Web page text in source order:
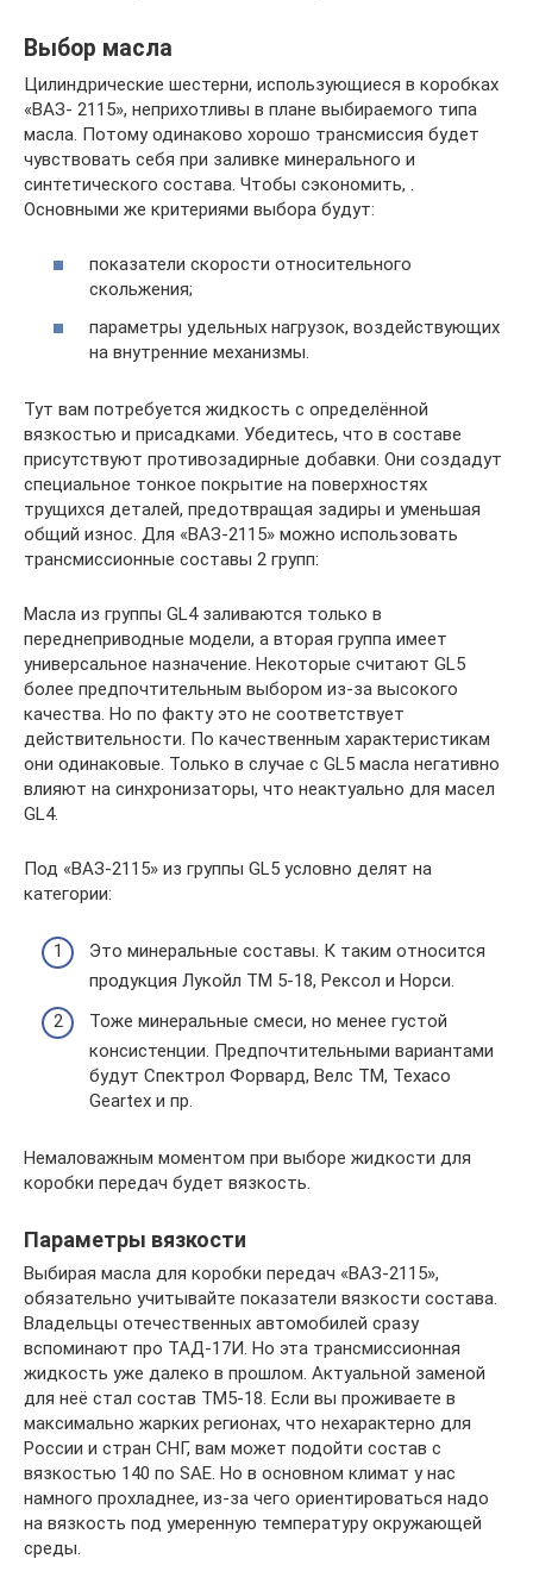
Выбор масла
Цилиндрические шестерни, использующиеся в коробках
«ВАЗ- 2115», неприхотливы в плане выбираемого типа
масла. Потому одинаково хорошо трансмиссия будет
чувствовать себя при заливке минерального и
синтетического состава. Чтобы сэкономить, .
Основными же критериями выбора будут:
показатели скорости относительного
скольжения;
параметры удельных нагрузок, воздействующих
на внутренние механизмы.
Тут вам потребуется жидкость с определённой
вязкостью и присадками. Убедитесь, что в составе
присутствуют противозадирные добавки. Они создадут
специальное тонкое покрытие на поверхностях
трущихся деталей, предотвращая задиры и уменьшая
общий износ. Для «ВАЗ-2115» можно использовать
трансмиссионные составы 2 групп:
Масла из группы GL4 заливаются только в
переднеприводные модели, а вторая группа имеет
универсальное назначение. Некоторые считают GL5
более предпочтительным выбором из-за высокого
качества. Но по факту это не соответствует
действительности. По качественным характеристикам
они одинаковые. Только в случае с GL5 масла негативно
влияют на синхронизаторы, что неактуально для масел
GL4.
Под «ВАЗ-2115» из группы GL5 условно делят на
категории:
Это минеральные составы. К таким относится
продукция Лукойл ТМ 5-18, Рексол и Норси.
Тоже минеральные смеси, но менее густой
консистенции. Предпочтительными вариантами
будут Спектрол Форвард, Велс ТМ, Texaco
Geartex и пр.
Немаловажным моментом при выборе жидкости для
коробки передач будет вязкость.
Параметры вязкости
Выбирая масла для коробки передач «ВАЗ-2115»,
обязательно учитывайте показатели вязкости состава.
Владельцы отечественных автомобилей сразу
вспоминают про ТАД-17И. Но эта трансмиссионная
жидкость уже далеко в прошлом. Актуальной заменой
для неё стал состав ТМ5-18. Если вы проживаете в
максимально жарких регионах, что нехарактерно для
России и стран СНГ, вам может подойти состав с
вязкостью 140 по SAE. Но в основном климат у нас
намного прохладнее, из-за чего ориентироваться надо
на вязкость под умеренную температуру окружающей
среды.